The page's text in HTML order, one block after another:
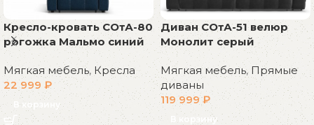
Кресло-кровать СОтА-80
рогожка Мальмо синий
Мягкая мебель, Кресла
22 999 ₽
В корзину
Диван СОтА-51 велюр
Монолит серый
Мягкая мебель, Прямые
диваны
119 999₽
В корзину